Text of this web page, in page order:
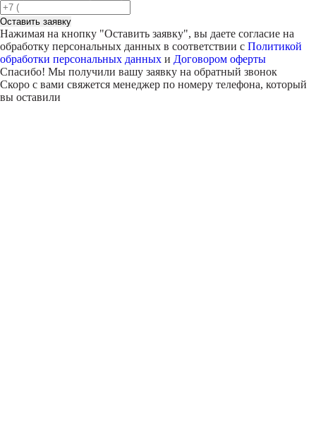
Оставить заявку
Нажимая на кнопку "Оставить заявку", вы даете согласие на
обработку персональных данных в соответствии с Политикой
обработки персональных данных и Договором оферты
Спасибо! Мы получили вашу заявку на обратный звонок
Скоро с вами свяжется менеджер по номеру телефона, который
вы оставили